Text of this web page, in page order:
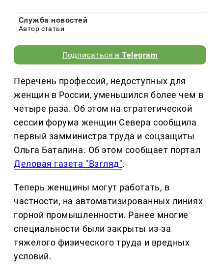
Служба новостей
Автор статьи
Подписаться вTelegram
Перечень профессий, недоступных для
женщин в России, уменьшился более чем в
четыре раза. Об этом на стратегической
сессии форума женщин Севера сообщила
первый замминистра труда и соцзащиты
Ольга Баталина. Об этом сообщает портал
Деловая газета "Взгляд".
Теперь женщины могут работать, в
частности, на автоматизированных линиях
горной промышленности. Ранее многие
специальности были закрыты из-за
тяжелого физического труда и вредных
условий.